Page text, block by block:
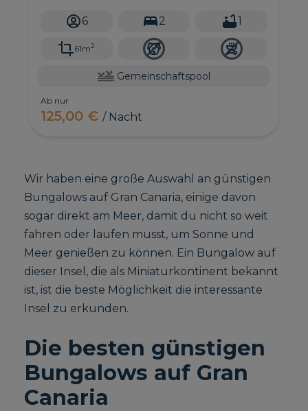
Stränden, Yumbo und Maspalomas Golf.
Gastgeber: VillaGranCanaria.
6 2 1
61m2
Gemeinschaftspool
Ab nur
125,00 €/ Nacht
Wir haben eine große Auswahl an günstigen
Bungalows auf Gran Canaria, einige davon
sogar direkt am Meer, damit du nicht so weit
fahren oder laufen musst, um Sonne und
Meer genießen zu können. Ein Bungalow auf
dieser Insel, die als Miniaturkontinent bekannt
ist, ist die beste Möglichkeit die interessante
Insel zu erkunden.
Die besten günstigen
Bungalows auf Gran
Canaria